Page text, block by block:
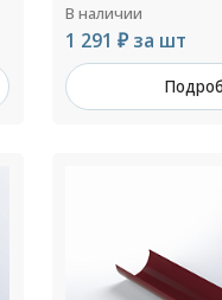
В наличии
1 291 ₽ за шт